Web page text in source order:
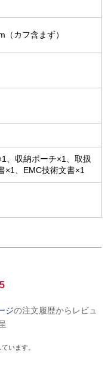
カフ含まず）
、収納ポーチ×1、取扱
×1、EMC技術文書×1
ジの注文履歴からレビュ
います。